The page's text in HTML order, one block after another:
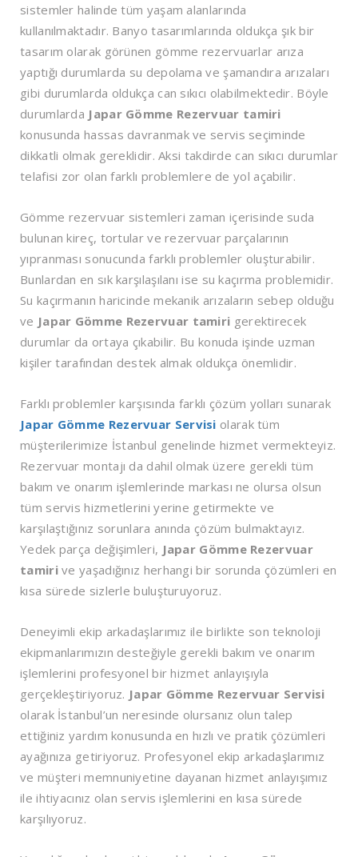
sistemler halinde tüm yaşam alanlarında
kullanılmaktadır. Banyo tasarımlarında oldukça şık bir
tasarım olarak görünen gömme rezervuarlar arıza
yaptığı durumlarda su depolama ve şamandıra arızaları
gibi durumlarda oldukça can sıkıcı olabilmektedir. Böyle
durumlarda Japar Gömme Rezervuar tamiri
konusunda hassas davranmak ve servis seçiminde
dikkatli olmak gereklidir. Aksi takdirde can sıkıcı durumlar
telafisi zor olan farklı problemlere de yol açabilir.
Gömme rezervuar sistemleri zaman içerisinde suda
bulunan kireç, tortular ve rezervuar parçalarının
yıpranması sonucunda farklı problemler oluşturabilir.
Bunlardan en sık karşılaşılanı ise su kaçırma problemidir.
Su kaçırmanın haricinde mekanik arızaların sebep olduğu
ve Japar Gömme Rezervuar tamiri gerektirecek
durumlar da ortaya çıkabilir. Bu konuda işinde uzman
kişiler tarafından destek almak oldukça önemlidir.
Farklı problemler karşısında farklı çözüm yolları sunarak
Japar Gömme Rezervuar Servisi olarak tüm
müşterilerimize İstanbul genelinde hizmet vermekteyiz.
Rezervuar montajı da dahil olmak üzere gerekli tüm
bakım ve onarım işlemlerinde markası ne olursa olsun
tüm servis hizmetlerini yerine getirmekte ve
karşılaştığınız sorunlara anında çözüm bulmaktayız.
Yedek parça değişimleri, Japar Gömme Rezervuar
tamirive yaşadığınız herhangi bir sorunda çözümleri en
kısa sürede sizlerle buluşturuyoruz.
Deneyimli ekip arkadaşlarımız ile birlikte son teknoloji
ekipmanlarımızın desteğiyle gerekli bakım ve onarım
işlemlerini profesyonel bir hizmet anlayışıyla
gerçekleştiriyoruz. Japar Gömme Rezervuar Servisi
olarak İstanbul’un neresinde olursanız olun talep
ettiğiniz yardım konusunda en hızlı ve pratik çözümleri
ayağınıza getiriyoruz. Profesyonel ekip arkadaşlarımız
ve müşteri memnuniyetine dayanan hizmet anlayışımız
ile ihtiyacınız olan servis işlemlerini en kısa sürede
karşılıyoruz.